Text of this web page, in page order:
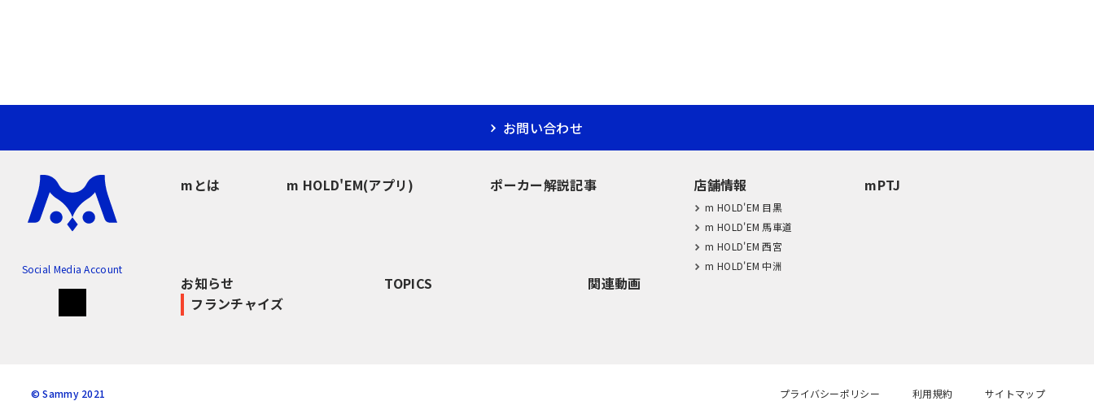
お問い合わせ
Social Media Account
mとは m HOLD'EM(アプリ) ポーカー解説記事 店舗情報
m HOLD'EM 目黒
m HOLD'EM 馬車道
m HOLD'EM 西宮
m HOLD'EM 中洲
mPTJ
お知らせ TOPICS
関連動画
フランチャイズ
プライバシーポリシー 利用規約 サイトマップ
© Sammy 2021